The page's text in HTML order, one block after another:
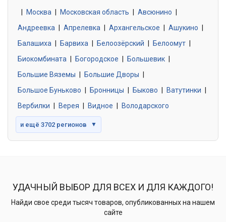
0 объявлений
Знакомства без обязательств
0 объявлений
Москва Московская область Авсюнино
Андреевка
Апрелевка Архангельское Ашукино
Балашиха
Барвиха Белоозёрский Белоомут
Биокомбината
Богородское Большевик
Большие Вяземы
Большие Дворы
Большое Буньково
Бронницы Быково Ватутинки
Вербилки
Верея Видное Володарского
и ещё 3702 регионов ▼
УДАЧНЫЙ ВЫБОР ДЛЯ ВСЕХ И ДЛЯ КАЖДОГО!
Найди свое среди тысяч товаров, опубликованных на нашем
сайте